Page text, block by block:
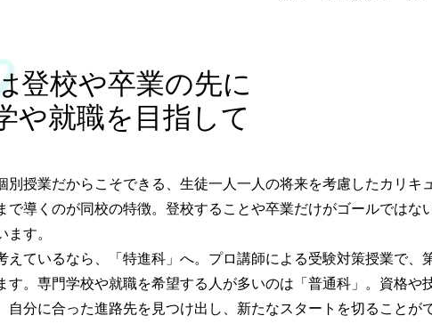
登校や卒業の先に
や就職を目指して
授業だからこそできる、生徒一人一人の将来を考慮したカリキ
で導くのが同校の特徴。登校することや卒業だけがゴールではな
ます。
ているなら、「特進科」へ。プロ講師による受験対策授業で、
す。専門学校や就職を希望する人が多いのは「普通科」。資格や
自分に合った進路先を見つけ出し、新たなスタートを切ることが